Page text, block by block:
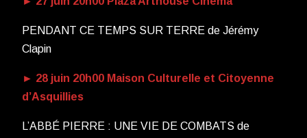
PENDANT CE TEMPS SUR TERRE de Jérémy
Clapin
► 28 juin 20h00 Maison Culturelle et Citoyenne
d’Asquillies
L’ABBÉ PIERRE : UNE VIE DE COMBATS de